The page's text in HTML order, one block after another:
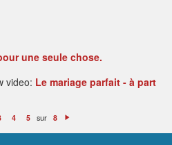
une seule chose.
video: Le mariage parfait - à part
4 5 sur 8
ui